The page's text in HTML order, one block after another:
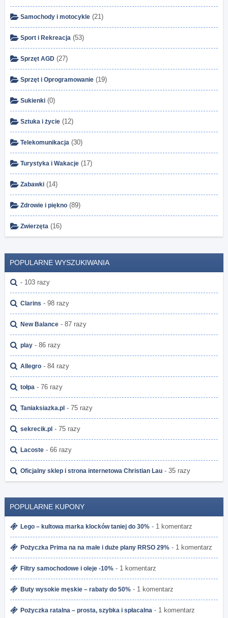
Samochody i motocykle (21)
Sport i Rekreacja (53)
Sprzęt AGD (27)
Sprzęt i Oprogramowanie (19)
Sukienki (0)
Sztuka i życie (12)
Telekomunikacja (30)
Turystyka i Wakacje (17)
Zabawki (14)
Zdrowie i piękno (89)
Zwierzęta (16)
POPULARNE WYSZUKIWANIA
- 103 razy
Clarins - 98 razy
New Balance - 87 razy
play - 86 razy
Allegro - 84 razy
tołpa - 76 razy
Taniaksiazka.pl - 75 razy
sekrecik.pl - 75 razy
Lacoste - 66 razy
Oficjalny sklep i strona internetowa Christian Lau - 35 razy
POPULARNE KUPONY
Lego – kultowa marka klocków taniej do 30% - 1 komentarz
Pożyczka Prima na na małe i duże plany RRSO 29% - 1 komentarz
Filtry samochodowe i oleje -10% - 1 komentarz
Buty wysokie męskie – rabaty do 50% - 1 komentarz
Pożyczka ratalna – prosta, szybka i spłacalna - 1 komentarz